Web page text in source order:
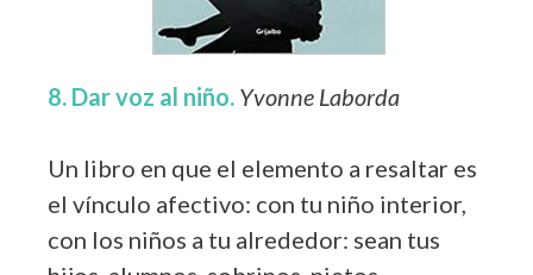
8. Dar voz al niño. Yvonne Laborda
Un libro en que el elemento a resaltar es
el vínculo afectivo: con tu niño interior,
con los niños a tu alrededor: sean tus